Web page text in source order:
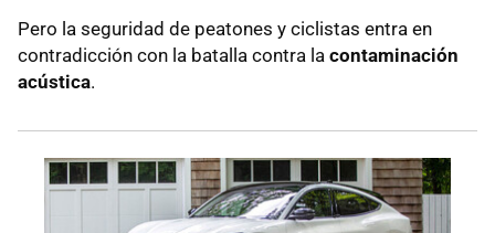
Pero la seguridad de peatones y ciclistas entra en
contradicción con la batalla contra la contaminación
acústica.